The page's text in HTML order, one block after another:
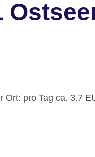
Ort: pro Tag ca. 3.7